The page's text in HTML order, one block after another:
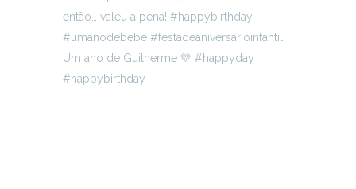
Um ano de Guilherme 💛 #happyday
#happybirthday